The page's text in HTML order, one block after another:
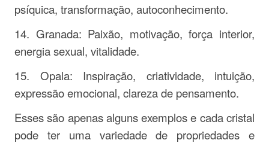
psíquica, transformação, autoconhecimento.
14. Granada: Paixão, motivação, força interior,
energia sexual, vitalidade.
15. Opala: Inspiração, criatividade, intuição,
expressão emocional, clareza de pensamento.
Esses são apenas alguns exemplos e cada cristal
pode ter uma variedade de propriedades e